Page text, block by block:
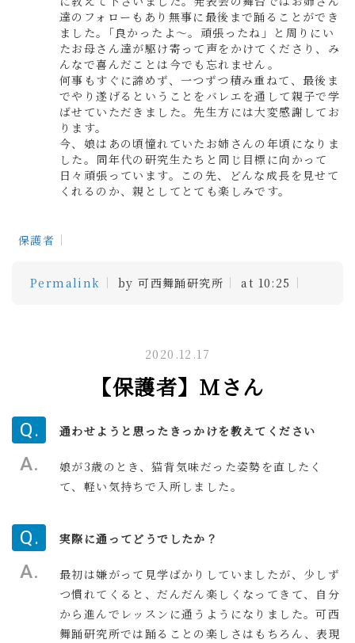
達のフォローもあり無事に最後まで踊ることができ
ました。｢良かったよ～。頑張ったね」と周りにい
たお母さん達が駆け寄って声をかけてくださり、み
んなで喜んだことは今でも忘れません。
何事もすぐに諦めず、一つずつ積み重ねて、最後ま
でやり遂げるということをバレエを通して親子で学
ばせていただきました。先生方には大変感謝してお
ります。
今、娘はあの頃憧れていたお姉さんの年頃になりま
した。同年代の研究生たちと同じ目標に向かって
日々頑張っています。この先、どんな成長を見せて
くれるのか、親としてとても楽しみです。
保護者
Permalink by 可西舞踊研究所 at 10:25
2020.12.17
【保護者】Mさん
通わせようと思ったきっかけを教えてください
娘が3歳のとき、猫背気味だった姿勢を直したく
て、軽い気持ちで入所しました。
実際に通ってどうでしたか？
最初は嫌がって見学ばかりしていましたが、少しず
つ慣れてくると、だんだん楽しくなってきて、自分
から進んでレッスンに通うようになりました。可西
舞踊研究所では踊ることの楽しさはもちろん、表現